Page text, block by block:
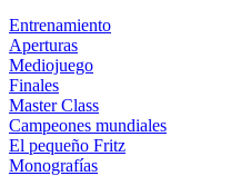
Entrenamiento
Aperturas
Mediojuego
Finales
Master Class
Campeones mundiales
El pequeño Fritz
Monografías